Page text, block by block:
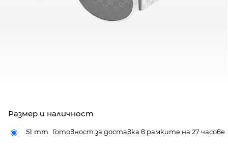
Размер и наличност
51 mm Готовност за доставка в рамките на 27 часове